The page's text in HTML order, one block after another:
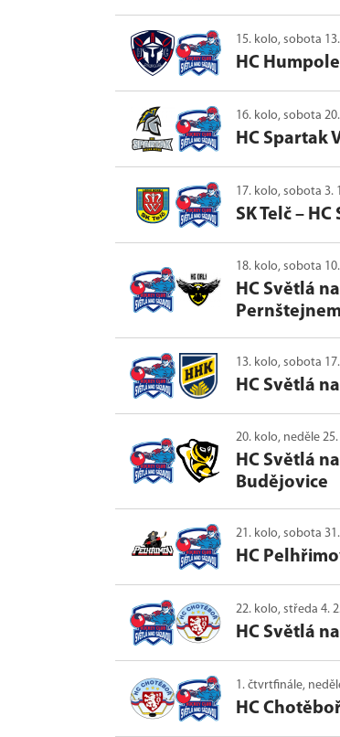
15. kolo, sobota
HC
16. kolo, sobota
HC Spartak
17. kolo, sobota 3.
SK Telč – HC
18. kolo, sobota
HC Světlá
Pernštejnem
13. kolo, sobota
HC Světlá
20. kolo, neděle
HC Světlá
Budějovice
21. kolo, sobota
HC
22. kolo, středa 4.
HC Světlá
1. čtvrtfinále,
HC